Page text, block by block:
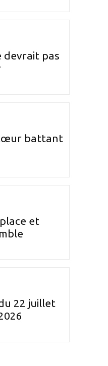
devrait pas
battant
et
22 juillet